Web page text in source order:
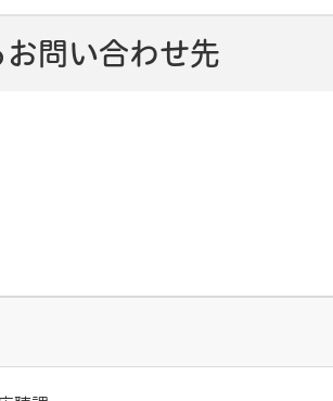
問い合わせ先